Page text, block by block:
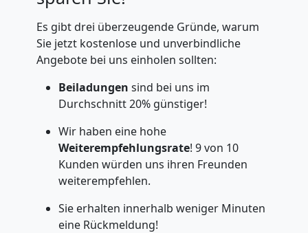
Es gibt drei überzeugende Gründe, warum
Sie jetzt kostenlose und unverbindliche
Angebote bei uns einholen sollten:
Beiladungen sind bei uns im
Durchschnitt 20% günstiger!
Wir haben eine hohe
Weiterempfehlungsrate! 9 von 10
Kunden würden uns ihren Freunden
weiterempfehlen.
Sie erhalten innerhalb weniger Minuten
eine Rückmeldung!